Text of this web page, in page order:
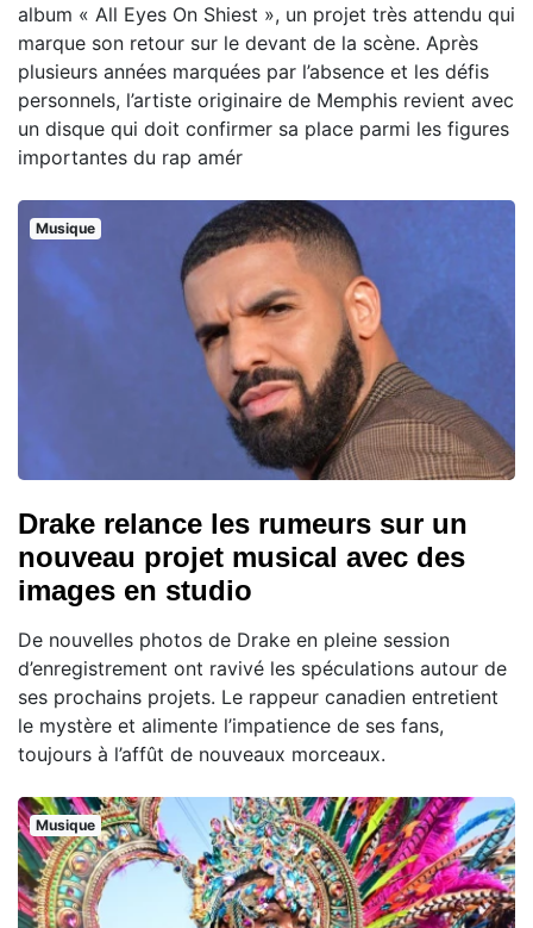
album « All Eyes On Shiest », un projet très attendu qui
marque son retour sur le devant de la scène. Après
plusieurs années marquées par l’absence et les défis
personnels, l’artiste originaire de Memphis revient avec
un disque qui doit confirmer sa place parmi les figures
importantes du rap amér
Musique
Drake relance les rumeurs sur un
nouveau projet musical avec des
images en studio
De nouvelles photos de Drake en pleine session
d’enregistrement ont ravivé les spéculations autour de
ses prochains projets. Le rappeur canadien entretient
le mystère et alimente l’impatience de ses fans,
toujours à l’affût de nouveaux morceaux.
Musique